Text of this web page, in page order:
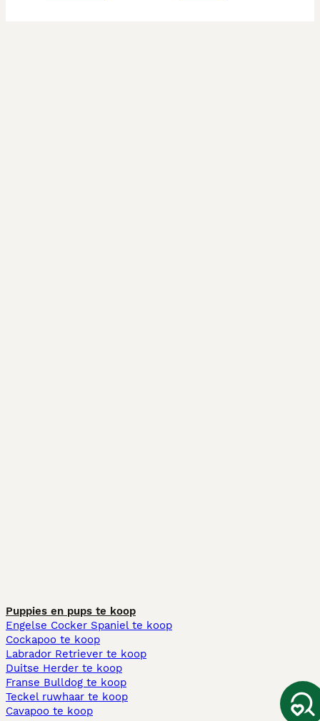
Puppies en pups te koop
Engelse Cocker Spaniel te koop
Cockapoo te koop
Labrador Retriever te koop
Duitse Herder te koop
Franse Bulldog te koop
Teckel ruwhaar te koop
Cavapoo te koop